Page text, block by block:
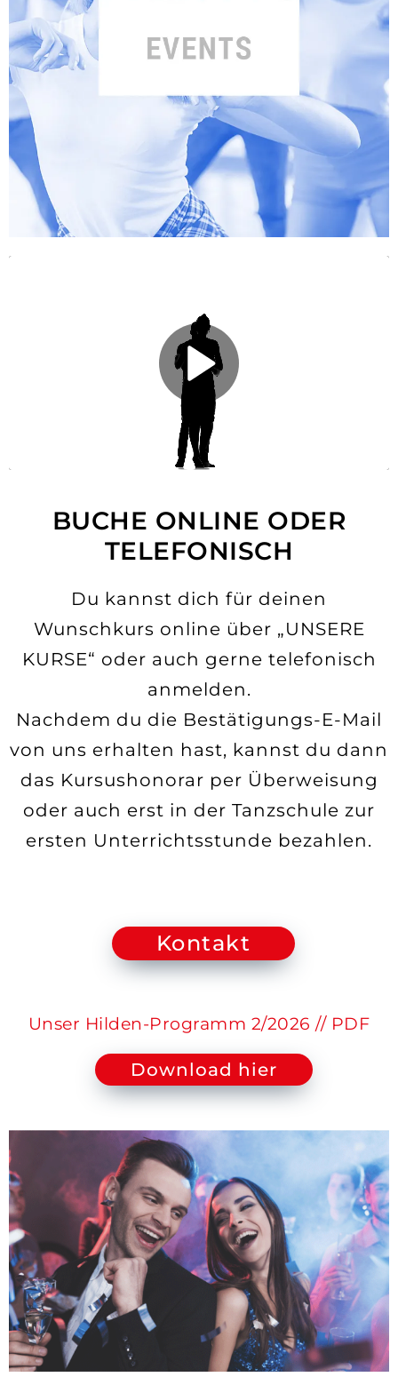
BUCHE ONLINE ODER
TELEFONISCH
Du kannst dich für deinen
Wunschkurs online über „UNSERE
KURSE“ oder auch gerne telefonisch
anmelden.
Nachdem du die Bestätigungs-E-Mail
von uns erhalten hast, kannst du dann
das Kursushonorar per Überweisung
oder auch erst in der Tanzschule zur
ersten Unterrichtsstunde bezahlen.
Kontakt
Unser Hilden-Programm 2/2026 // PDF
Download hier